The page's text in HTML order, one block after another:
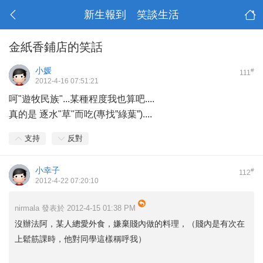
新生報到 笑談生活
金紙香鋪店的笑話
111#
小媛
2012-4-16 07:51:21
呵"遊牧民族"...某種程度我也算吧....
真的是 逐水"草"而吃(專找”綠葉”)....
支持 反對
112#
小幸子
2012-4-22 07:20:10
nirmala 發表於 2012-4-15 01:38 PM
沒辦法阿，某人總愛外食，嫌棄賤內做的料理，（賤內是有次在
上鬆筋課時，他對同學這樣稱呼我）